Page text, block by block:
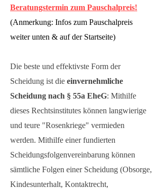
Beratungstermin zum Pauschalpreis!
(Anmerkung: Infos zum Pauschalpreis
weiter unten & auf der Startseite)
Die beste und effektivste Form der
Scheidung ist die einvernehmliche
Scheidung nach § 55a EheG: Mithilfe
dieses Rechtsinstitutes können langwierige
und teure "Rosenkriege" vermieden
werden. Mithilfe einer fundierten
Scheidungsfolgenvereinbarung können
sämtliche Folgen einer Scheidung (Obsorge,
Kindesunterhalt, Kontaktrecht,